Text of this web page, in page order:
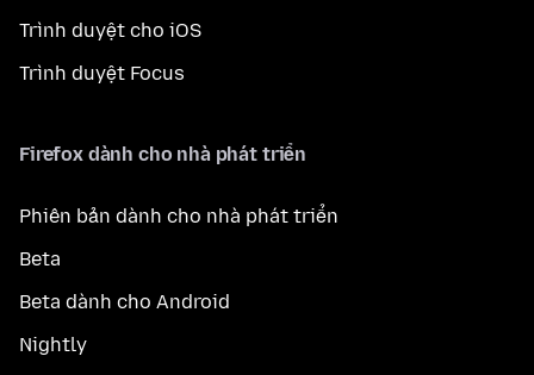
Trình duyệt cho iOS
Trình duyệt Focus
Firefox dành cho nhà phát triển
Phiên bản dành cho nhà phát triển
Beta
Beta dành cho Android
Nightly